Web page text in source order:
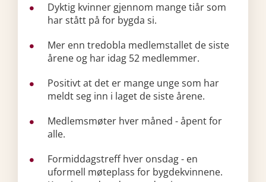
Dyktig kvinner gjennom mange tiår som
har stått på for bygda si.
Mer enn tredobla medlemstallet de siste
årene og har idag 52 medlemmer.
Positivt at det er mange unge som har
meldt seg inn i laget de siste årene.
Medlemsmøter hver måned - åpent for
alle.
Formiddagstreff hver onsdag - en
uformell møteplass for bygdekvinnene.